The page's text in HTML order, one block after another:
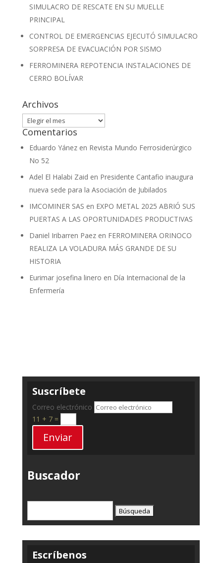
SIMULACRO DE RESCATE EN SU MUELLE
PRINCIPAL
CONTROL DE EMERGENCIAS EJECUTÓ SIMULACRO
SORPRESA DE EVACUACIÓN POR SISMO
FERROMINERA REPOTENCIA INSTALACIONES DE
CERRO BOLÍVAR
Archivos
Archivos
Comentarios
Eduardo Yánezen Revista Mundo Ferrosiderúrgico
No 52
Adel El Halabi Zaid en Presidente Cantafio inaugura
nueva sede para la Asociación de Jubilados
IMCOMINER SAS en EXPO METAL 2025 ABRIÓ SUS
PUERTAS A LAS OPORTUNIDADES PRODUCTIVAS
Daniel Iribarren Paezen FERROMINERA ORINOCO
REALIZA LA VOLADURA MÁS GRANDE DE SU
HISTORIA
Eurimar josefina linero en Día Internacional de la
Enfermería
Suscríbete
Correo electrónico
11 + 7=
Enviar
Buscador
Escríbenos